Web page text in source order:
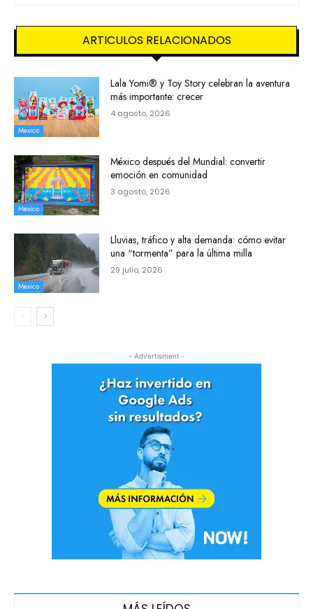
ARTICULOS RELACIONADOS
Mexico
Lala Yomi® y Toy Story celebran la aventura
más importante: crecer
4 agosto, 2026
Mexico
México después del Mundial: convertir
emoción en comunidad
3 agosto, 2026
Mexico
Lluvias, tráfico y alta demanda: cómo evitar
una “tormenta” para la última milla
29 julio, 2026
- Advertisment -